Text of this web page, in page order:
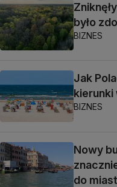
było
BIZNES
Jak
kierunki
BIZNES
Nowy
do